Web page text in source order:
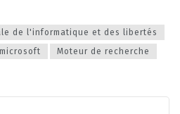
de l'informatique et des libertés
microsoft
Moteur de recherche